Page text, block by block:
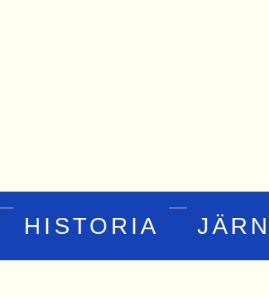
HISTORIA